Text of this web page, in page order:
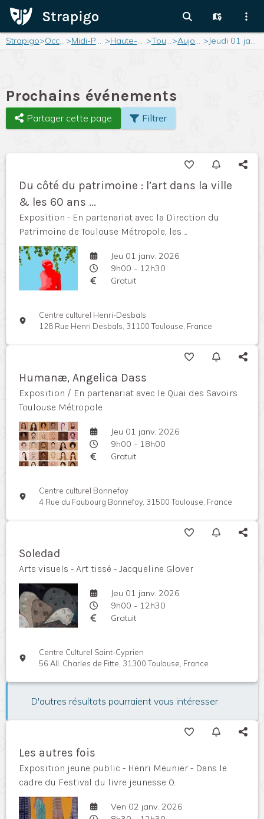
Strapigo> Occitanie > Midi-Pyrénées > Haute-Garonne > Toulouse> Aujourd'hui > Jeudi 01 janvier 2026
Prochains événements
Partager cette page Filtrer
Du côté du patrimoine : l’art dans la ville
& les 60 ans ...
Exposition - En partenariat avec la Direction du
Patrimoine de Toulouse Métropole, les ...
Jeu 01 janv. 2026
9h00 - 12h30
Gratuit
Centre culturel Henri-Desbals
128 Rue Henri Desbals, 31100 Toulouse, France
Humanæ, Angelica Dass
Exposition / En partenariat avec le Quai des Savoirs
Toulouse Métropole
Jeu 01 janv. 2026
9h00 - 18h00
Gratuit
Centre culturel Bonnefoy
4 Rue du Faubourg Bonnefoy, 31500 Toulouse, France
Soledad
Arts visuels - Art tissé - Jacqueline Glover
Jeu 01 janv. 2026
9h00 - 12h30
Gratuit
Centre Culturel Saint-Cyprien
56 All. Charles de Fitte, 31300 Toulouse, France
D'autres résultats pourraient vous intéresser
Les autres fois
Exposition jeune public - Henri Meunier - Dans le
cadre du Festival du livre jeunesse O...
Ven 02 janv. 2026